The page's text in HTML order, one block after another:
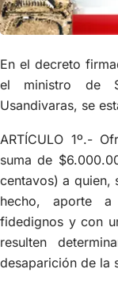
En el decreto
el ministro de
Usandivaras, se
ARTÍCULO 1º.-
suma de
centavos) a quien,
hecho, aporte
fidedignos y con
resulten
desaparición de la